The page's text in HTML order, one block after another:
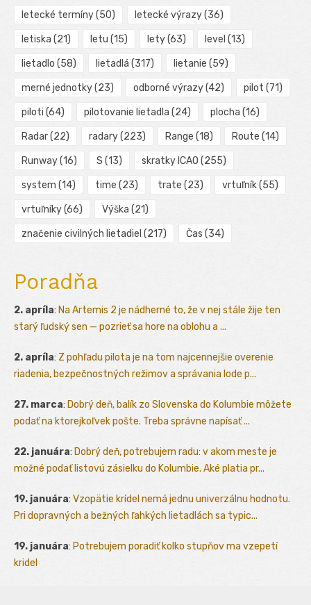
letecké termíny(50) letecké výrazy(36)
letiska (21) letu (15) lety(63) level (13)
lietadlo (58) lietadlá (317) lietanie (59)
merné jednotky(23) odborné výrazy(42) pilot (71)
piloti (64) pilotovanie lietadla (24) plocha (16)
Radar(22) radary(223) Range (18) Route (14)
Runway(16) S (13) skratky ICAO (255)
system (14) time (23) trate (23) vrtuľník(55)
vrtuľníky(66) Výška (21)
značenie civilných lietadiel (217) Čas (34)
Poradňa
2. apríla: Na Artemis 2 je nádherné to, že v nej stále žije ten
starý ľudský sen — pozrieť sa hore na oblohu a ...
2. apríla: Z pohľadu pilota je na tom najcennejšie overenie
riadenia, bezpečnostných režimov a správania lode p...
27. marca: Dobrý deň, balík zo Slovenska do Kolumbie môžete
podať na ktorejkoľvek pošte. Treba správne napísať ...
22. januára: Dobrý deň, potrebujem radu: v akom meste je
možné podať listovú zásielku do Kolumbie. Aké platia pr...
19. januára: Vzopätie krídel nemá jednu univerzálnu hodnotu.
Pri dopravných a bežných ľahkých lietadlách sa typic...
19. januára: Potrebujem poradiť kolko stupňov ma vzepetí
kridel